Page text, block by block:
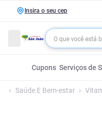
Insira o seu cep
Cupons Serviços de
Saúde E Bem-estar